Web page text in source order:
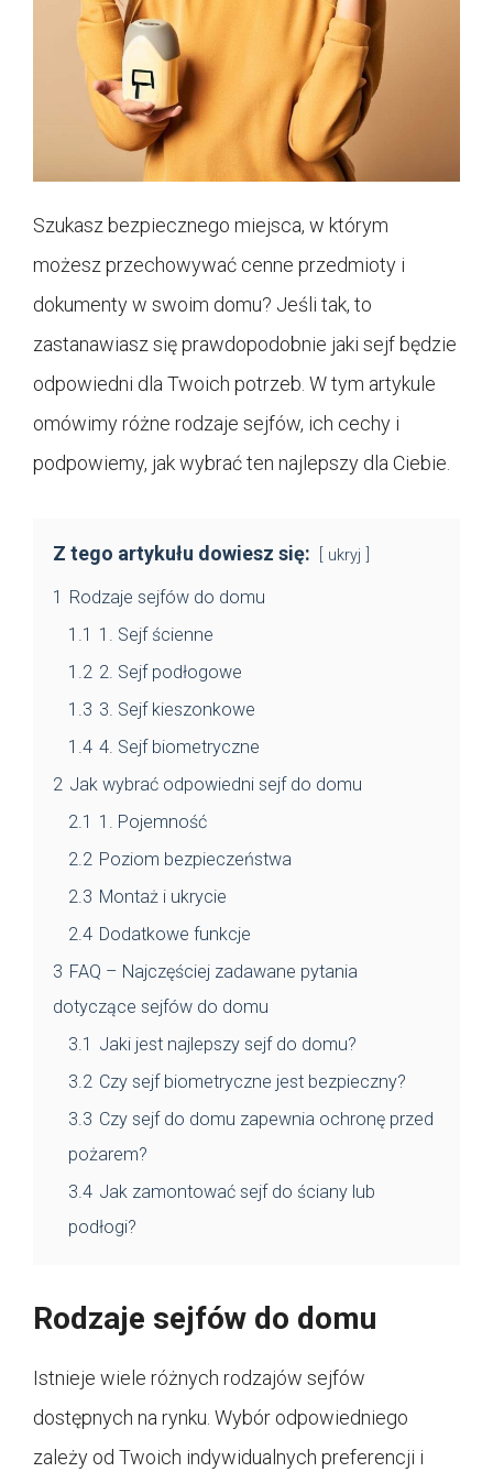
Szukasz bezpiecznego miejsca, w którym
możesz przechowywać cenne przedmioty i
dokumenty w swoim domu? Jeśli tak, to
zastanawiasz się prawdopodobnie jaki sejf będzie
odpowiedni dla Twoich potrzeb. W tym artykule
omówimy różne rodzaje sejfów, ich cechy i
podpowiemy, jak wybrać ten najlepszy dla Ciebie.
Z tego artykułu dowiesz się: ukryj
1 Rodzaje sejfów do domu
1.1 1. Sejf ścienne
1.2 2. Sejf podłogowe
1.3 3. Sejf kieszonkowe
1.4 4. Sejf biometryczne
2 Jak wybrać odpowiedni sejf do domu
2.1 1. Pojemność
2.2 Poziom bezpieczeństwa
2.3 Montaż i ukrycie
2.4 Dodatkowe funkcje
3 FAQ – Najczęściej zadawane pytania
dotyczące sejfów do domu
3.1 Jaki jest najlepszy sejf do domu?
3.2 Czy sejf biometryczne jest bezpieczny?
3.3 Czy sejf do domu zapewnia ochronę przed
pożarem?
3.4 Jak zamontować sejf do ściany lub
podłogi?
Rodzaje sejfów do domu
Istnieje wiele różnych rodzajów sejfów
dostępnych na rynku. Wybór odpowiedniego
zależy od Twoich indywidualnych preferencji i